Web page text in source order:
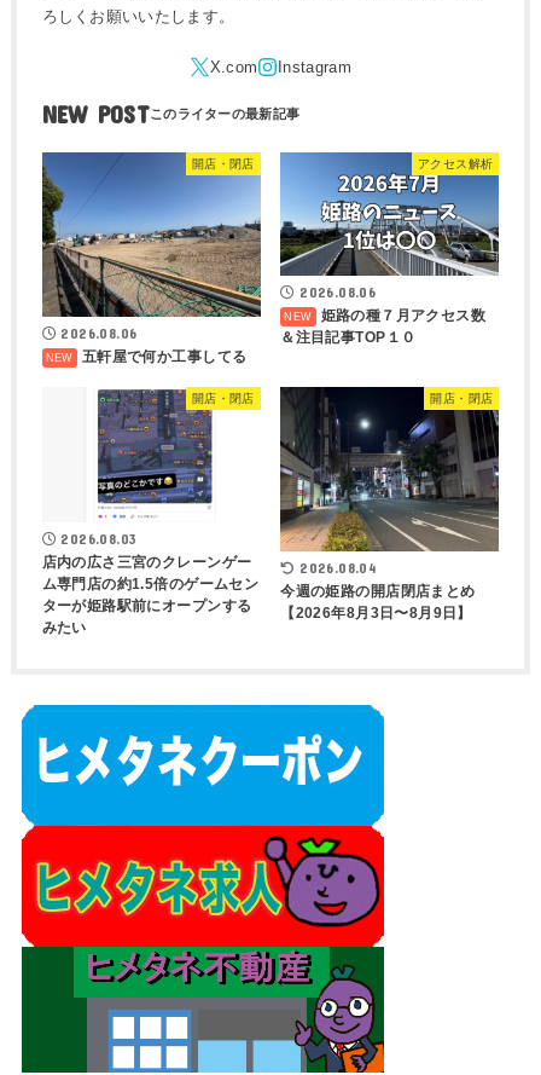
ろしくお願いいたします。
NEW POST
開店・閉店
2026.08.06
五軒屋で何か工事してる
アクセス解析
2026.08.06
姫路の種７月アクセス数
＆注目記事TOP１０
開店・閉店
2026.08.03
店内の広さ三宮のクレーンゲー
ム専門店の約1.5倍のゲームセン
ターが姫路駅前にオープンする
みたい
開店・閉店
2026.08.04
今週の姫路の開店閉店まとめ
【2026年8月3日〜8月9日】